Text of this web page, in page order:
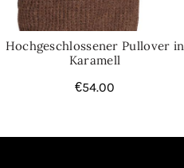
Hochgeschlossener Pullover in
Karamell
€54.00